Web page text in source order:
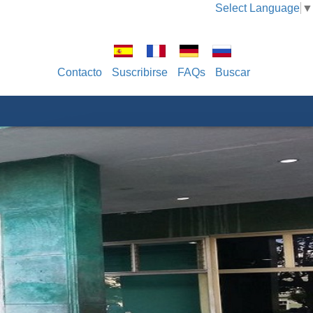
Select Language ▼
Contacto Suscribirse FAQs Buscar